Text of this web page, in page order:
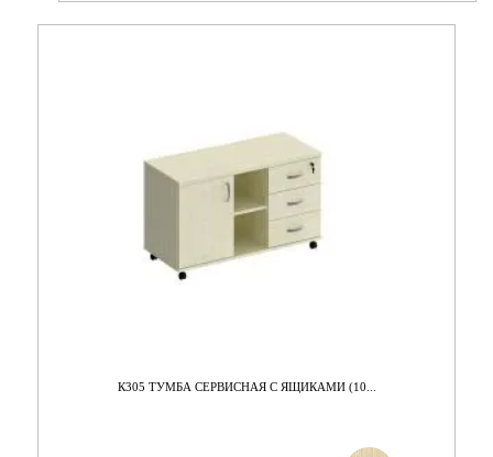
К305 ТУМБА СЕРВИСНАЯ С ЯЩИКАМИ (10...